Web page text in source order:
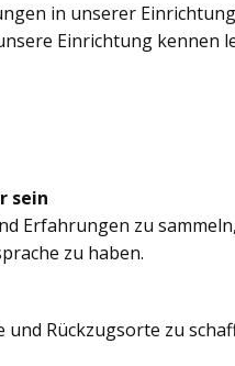
in unserer
Einrichtung kennen
sein
Erfahrungen zu
zu haben.
Rückzugsorte zu